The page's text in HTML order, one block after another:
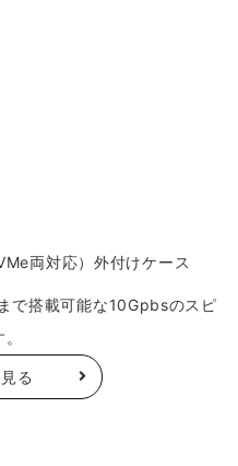
両対応）外付けケース
で搭載可能な10Gpbsのスピ
る